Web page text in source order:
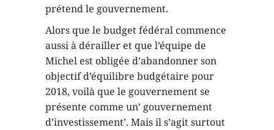
prétend le gouvernement.
Alors que le budget fédéral commence
aussi à dérailler et que l’équipe de
Michel est obligée d’abandonner son
objectif d’équilibre budgétaire pour
2018, voilà que le gouvernement se
présente comme un’ gouvernement
d’investissement’. Mais il s’agit surtout